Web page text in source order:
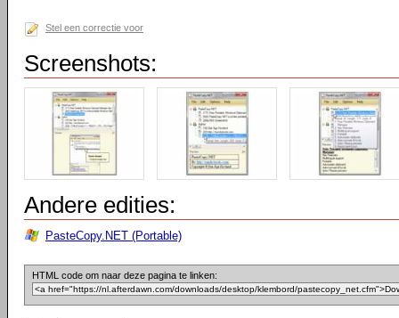
Stel een correctie voor
Screenshots:
Andere edities:
PasteCopy.NET (Portable)
HTML code om naar deze pagina te linken: